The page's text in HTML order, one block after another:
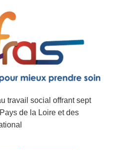
travail social offrant sept
de la Loire et des